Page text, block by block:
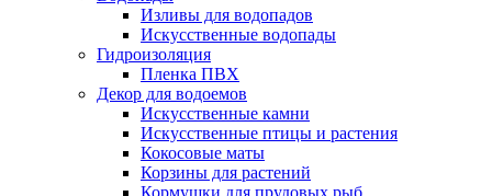
Изливы для водопадов
Искусственные водопады
Гидроизоляция
Пленка ПВХ
Декор для водоемов
Искусственные камни
Искусственные птицы и растения
Кокосовые маты
Корзины для растений
Кормушки для прудовых рыб